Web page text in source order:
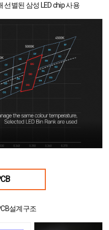
선별된 삼성 LED chip 사용
설계구조